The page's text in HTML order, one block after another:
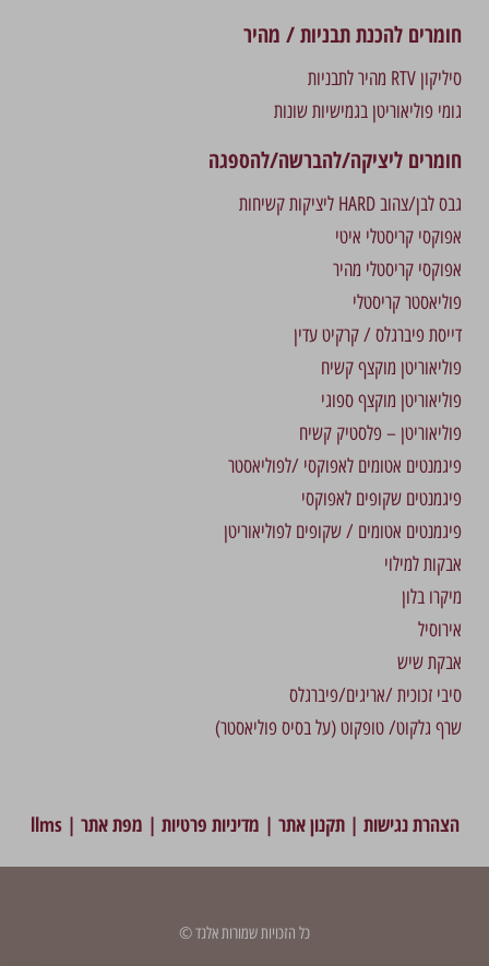
חומרים להכנת תבניות / מהיר
סיליקון RTV מהיר לתבניות
גומי פוליאוריטן בגמישיות שונות
חומרים ליציקה/להברשה/להספגה
גבס לבן/צהוב HARD ליציקות קשיחות
אפוקסי קריסטלי איטי
אפוקסי קריסטלי מהיר
פוליאסטר קריסטלי
דייסת פיברגלס / קרקיט עדין
פוליאוריטן מוקצף קשיח
פוליאוריטן מוקצף ספוגי
פוליאוריטן – פלסטיק קשיח
פיגמנטים אטומים לאפוקסי /לפוליאסטר
פיגמנטים שקופים לאפוקסי
פיגמנטים אטומים / שקופים לפוליאוריטן
אבקות למילוי
מיקרו בלון
אירוסיל
אבקת שיש
סיבי זכוכית /אריגים/פיברגלס
שרף גלקוט/ טופקוט (על בסיס פוליאסטר)
הצהרת נגישות |תקנון אתר | מדיניות פרטיות | מפת אתר |
llms
כל הזכויות שמורות אלגד ©